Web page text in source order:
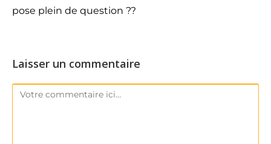
pose plein de question ??
Laisser un commentaire